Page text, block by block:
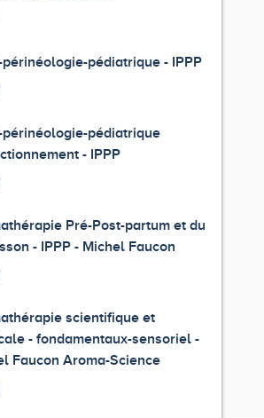
pédiatrique - IPPP
périnéologie-pédiatrique
- IPPP
Pré-Post-partum et du
- IPPP - Michel Faucon
scientifique et
- fondamentaux-sensoriel -
Faucon Aroma-Science